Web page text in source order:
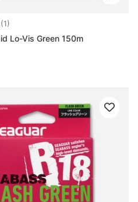
(1)
Lo-Vis Green 150m